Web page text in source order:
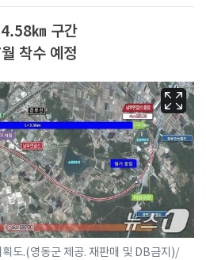
㎞ 구간
착수 예정
도.(영동군 제공. 재판매 및 DB금지)/